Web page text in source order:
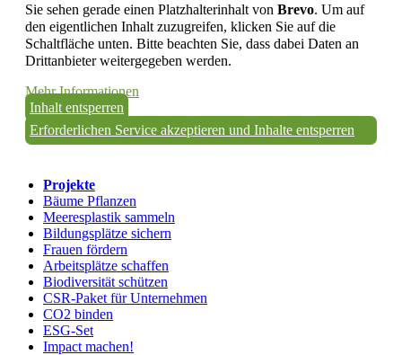
Sie sehen gerade einen Platzhalterinhalt von Brevo. Um auf
den eigentlichen Inhalt zuzugreifen, klicken Sie auf die
Schaltfläche unten. Bitte beachten Sie, dass dabei Daten an
Drittanbieter weitergegeben werden.
Mehr Informationen
Inhalt entsperren
Erforderlichen Service akzeptieren und Inhalte entsperren
Projekte
Bäume Pflanzen
Meeresplastik sammeln
Bildungsplätze sichern
Frauen fördern
Arbeitsplätze schaffen
Biodiversität schützen
CSR-Paket für Unternehmen
CO2 binden
ESG-Set
Impact machen!